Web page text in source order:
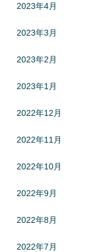
2023年4月
2023年3月
2023年2月
2023年1月
2022年12月
2022年11月
2022年10月
2022年9月
2022年8月
2022年7月